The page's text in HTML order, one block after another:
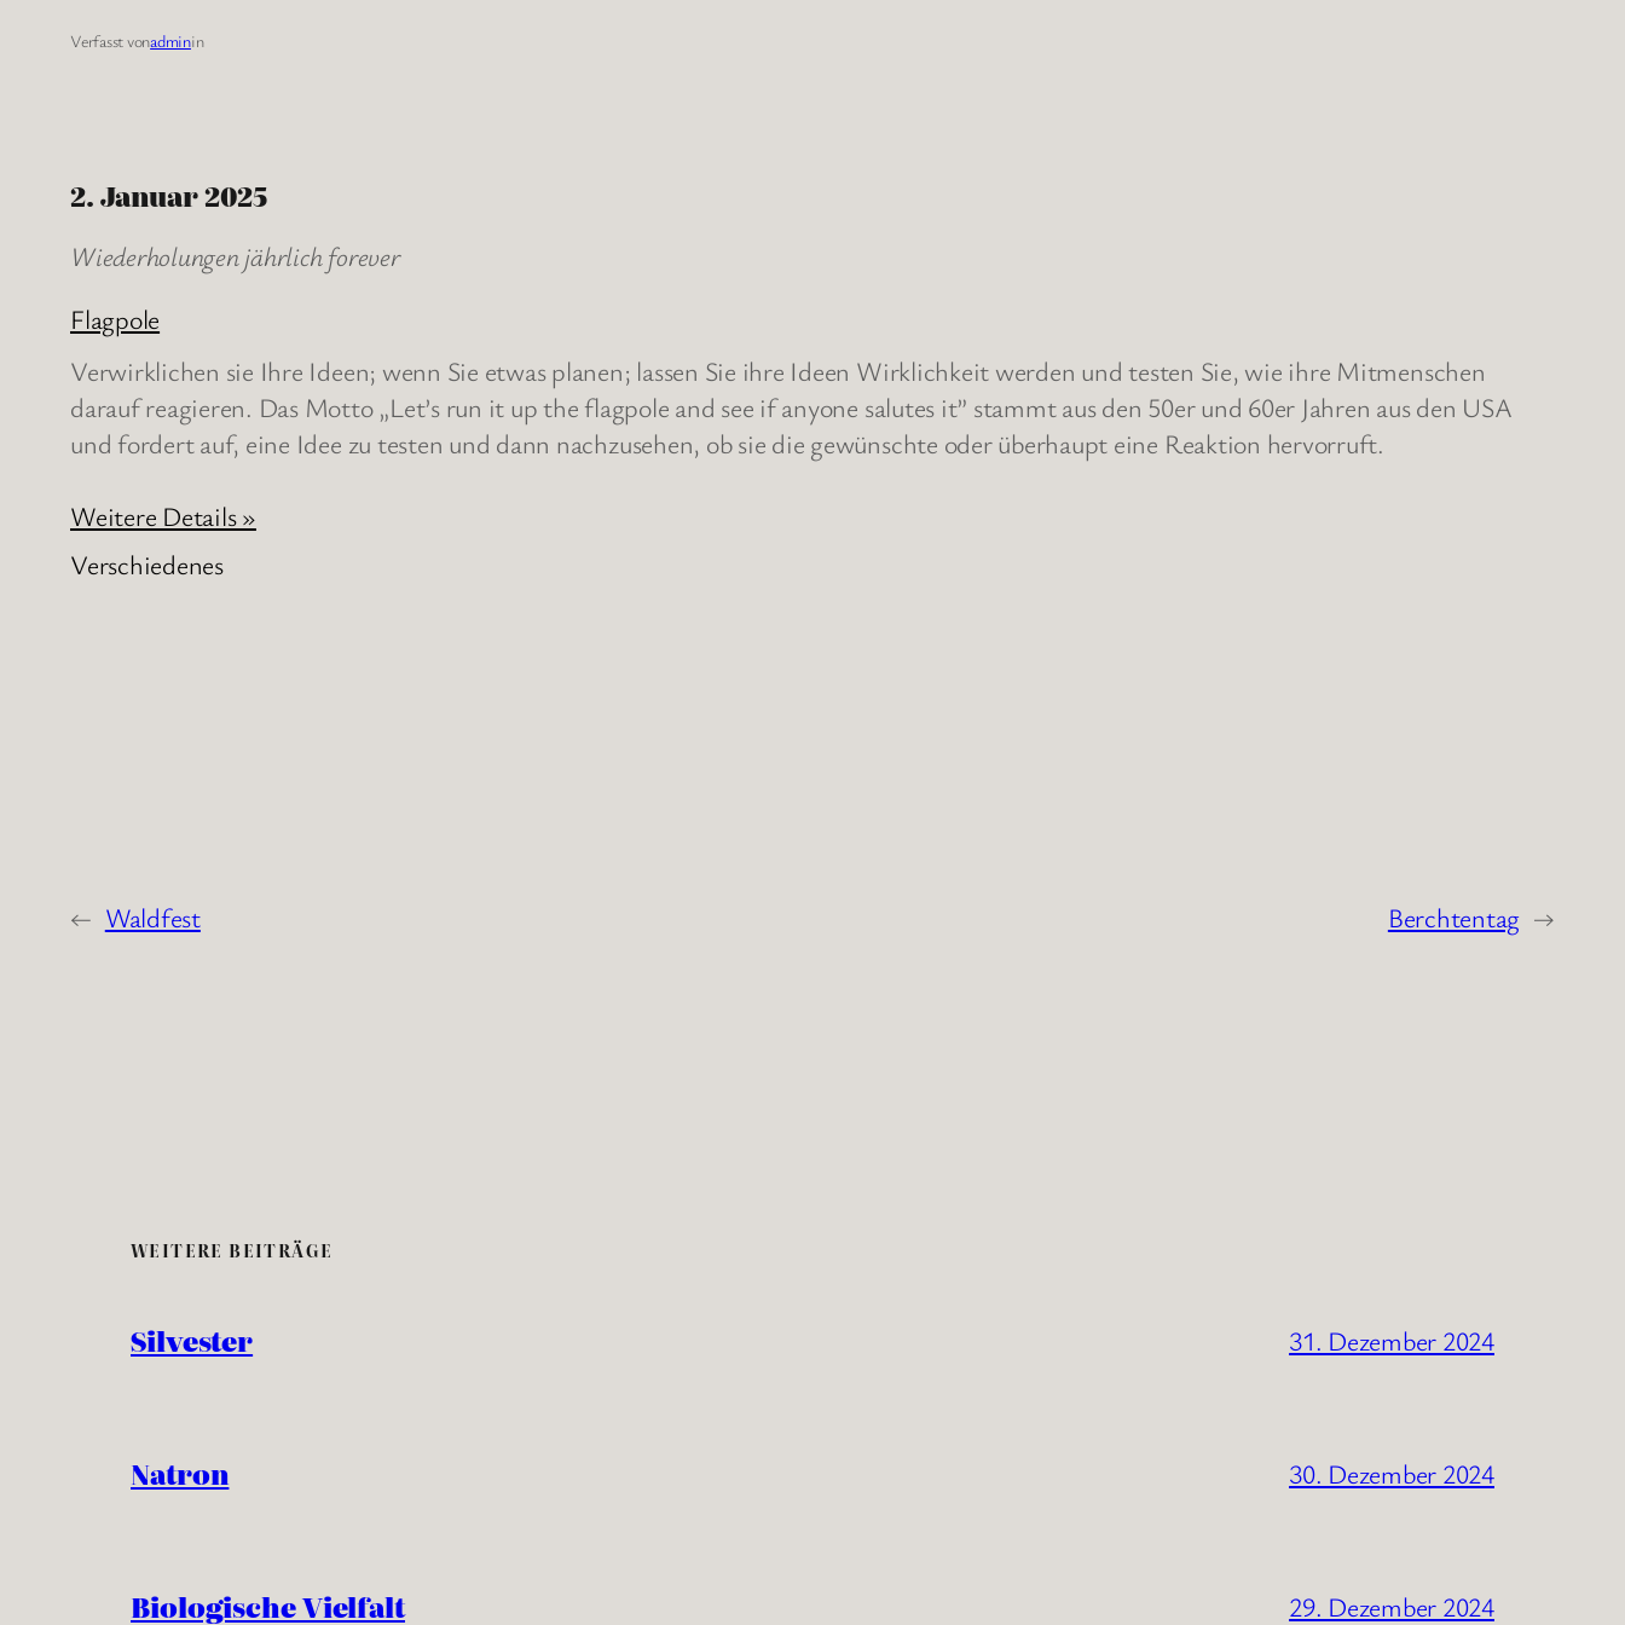
Verfasst vonadminin
2. Januar 2025
Wiederholungen jährlich forever
Flagpole
Verwirklichen sie Ihre Ideen; wenn Sie etwas planen; lassen Sie ihre Ideen Wirklichkeit werden und testen Sie, wie ihre Mitmenschen
darauf reagieren. Das Motto „Let’s run it up the flagpole and see if anyone salutes it” stammt aus den 50er und 60er Jahren aus den USA
und fordert auf, eine Idee zu testen und dann nachzusehen, ob sie die gewünschte oder überhaupt eine Reaktion hervorruft.
Weitere Details »
Verschiedenes
← Waldfest Berchtentag →
WEITERE BEITRÄGE
Silvester 31. Dezember 2024
Natron 30. Dezember 2024
Biologische Vielfalt 29. Dezember 2024